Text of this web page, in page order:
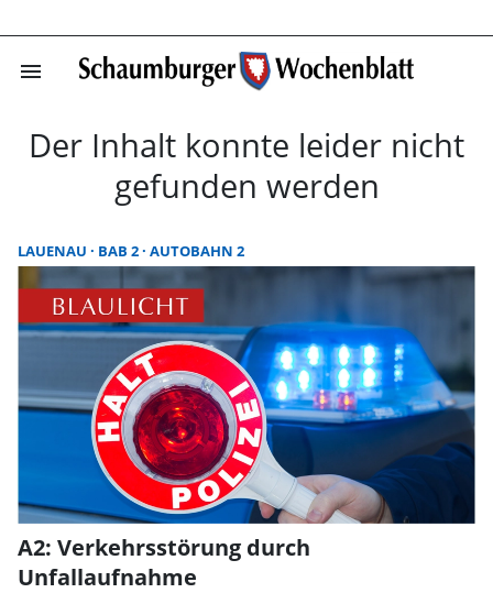
menu
Startseite |
Der Inhalt konnte leider nicht
gefunden werden
LAUENAU BAB 2 AUTOBAHN 2
A2: Verkehrsstörung durch
Unfallaufnahme